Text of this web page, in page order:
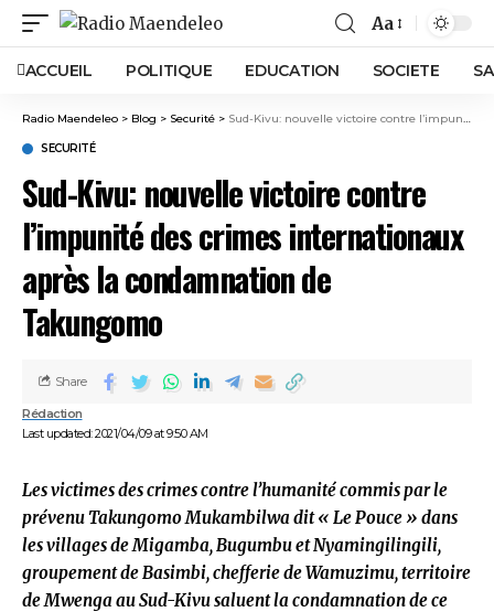
Aa
ACCUEIL POLITIQUE EDUCATION SOCIETE
Radio Maendeleo > Blog > Securité > Sud-Kivu: nouvelle victoire contre l’impunité des crimes internationaux après la condamnation de Takungomo
SECURITÉ
Sud-Kivu: nouvelle victoire contre
l’impunité des crimes internationaux
après la condamnation de
Takungomo
Last updated: 2021/04/09 at 9:50 AM
Rédaction
Share
Les victimes des crimes contre l’humanité commis par le
prévenu Takungomo Mukambilwa dit « Le Pouce » dans
les villages de Migamba, Bugumbu et Nyamingilingili,
groupement de Basimbi, chefferie de Wamuzimu, territoire
de Mwenga au Sud-Kivu saluent la condamnation de ce